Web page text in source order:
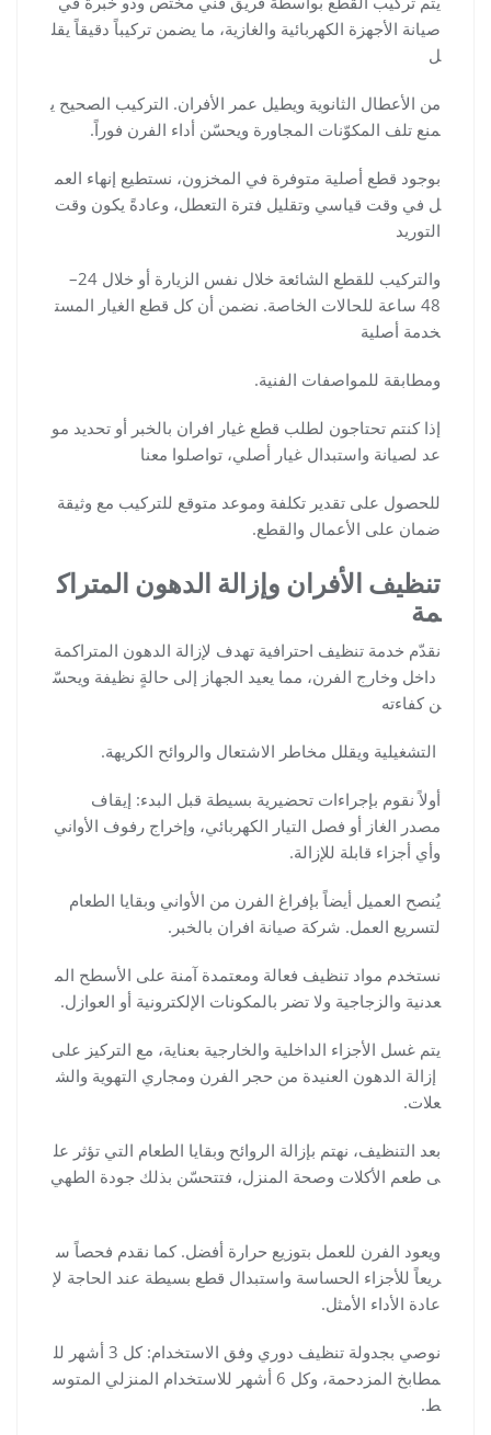
صيانة الأجهزة الكهربائية والغازية، ما يضمن تركيباً دقيقاً يقل
ل
من الأعطال الثانوية ويطيل عمر الأفران. التركيب الصحيح ي
منع تلف المكوّنات المجاورة ويحسّن أداء الفرن فوراً.
بوجود قطع أصلية متوفرة في المخزون، نستطيع إنهاء العم
ل في وقت قياسي وتقليل فترة التعطل، وعادةً يكون وقت
التوريد
والتركيب للقطع الشائعة خلال نفس الزيارة أو خلال 24–
48 ساعة للحالات الخاصة. نضمن أن كل قطع الغيار المست
خدمة أصلية
ومطابقة للمواصفات الفنية.
إذا كنتم تحتاجون لطلب قطع غيار افران بالخبر أو تحديد مو
عد لصيانة واستبدال غيار أصلي، تواصلوا معنا
للحصول على تقدير تكلفة وموعد متوقع للتركيب مع وثيقة
ضمان على الأعمال والقطع.
تنظيف الأفران وإزالة الدهون المتراك
مة
نقدّم خدمة تنظيف احترافية تهدف لإزالة الدهون المتراكمة
داخل وخارج الفرن، مما يعيد الجهاز إلى حالةٍ نظيفة ويحسّ
ن كفاءته
التشغيلية ويقلل مخاطر الاشتعال والروائح الكريهة.
أولاً نقوم بإجراءات تحضيرية بسيطة قبل البدء: إيقاف
مصدر الغاز أو فصل التيار الكهربائي، وإخراج رفوف الأواني
وأي أجزاء قابلة للإزالة.
يُنصح العميل أيضاً بإفراغ الفرن من الأواني وبقايا الطعام
لتسريع العمل. شركة صيانة افران بالخبر.
نستخدم مواد تنظيف فعالة ومعتمدة آمنة على الأسطح الم
عدنية والزجاجية ولا تضر بالمكونات الإلكترونية أو العوازل.
يتم غسل الأجزاء الداخلية والخارجية بعناية، مع التركيز على
إزالة الدهون العنيدة من حجر الفرن ومجاري التهوية والش
علات.
بعد التنظيف، نهتم بإزالة الروائح وبقايا الطعام التي تؤثر عل
ى طعم الأكلات وصحة المنزل، فتتحسّن بذلك جودة الطهي
ويعود الفرن للعمل بتوزيع حرارة أفضل. كما نقدم فحصاً س
ريعاً للأجزاء الحساسة واستبدال قطع بسيطة عند الحاجة لإ
عادة الأداء الأمثل.
نوصي بجدولة تنظيف دوري وفق الاستخدام: كل 3 أشهر لل
مطابخ المزدحمة، وكل 6 أشهر للاستخدام المنزلي المتوس
ط.